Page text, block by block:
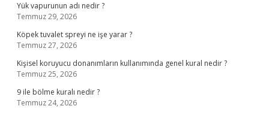
Yük vapurunun adı nedir ?
Temmuz 29, 2026
Köpek tuvalet spreyi ne işe yarar ?
Temmuz 27, 2026
Kişisel koruyucu donanımların kullanımında genel kural nedir ?
Temmuz 25, 2026
9 ile bölme kuralı nedir ?
Temmuz 24, 2026